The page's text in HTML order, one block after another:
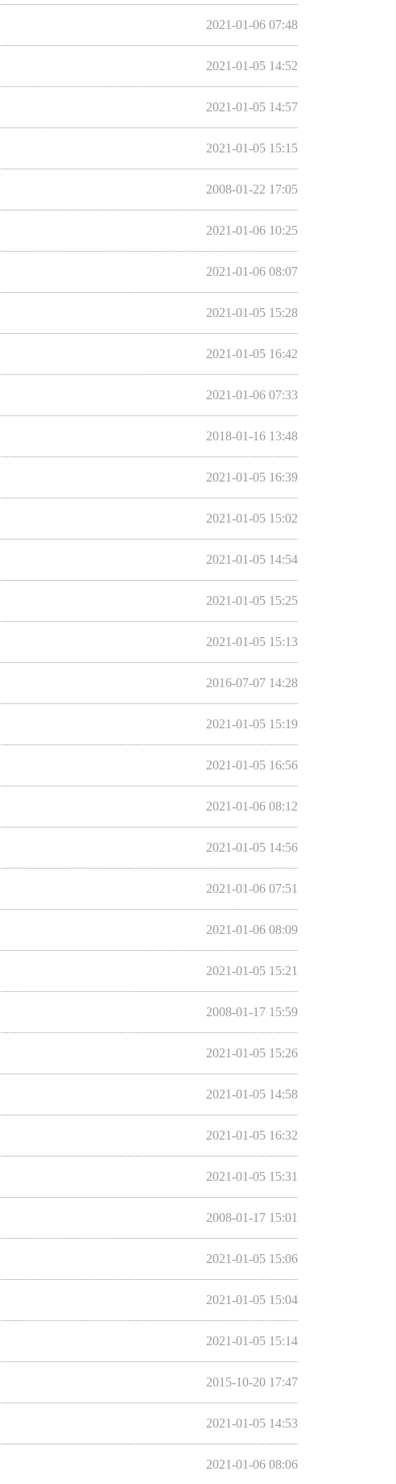
2021-01-06 07:48
2021-01-05 14:52
2021-01-05 14:57
2021-01-05 15:15
2008-01-22 17:05
2021-01-06 10:25
2021-01-06 08:07
2021-01-05 15:28
2021-01-05 16:42
2021-01-06 07:33
2018-01-16 13:48
2021-01-05 16:39
2021-01-05 15:02
2021-01-05 14:54
2021-01-05 15:25
2021-01-05 15:13
2016-07-07 14:28
2021-01-05 15:19
2021-01-05 16:56
2021-01-06 08:12
2021-01-05 14:56
2021-01-06 07:51
2021-01-06 08:09
2021-01-05 15:21
2008-01-17 15:59
2021-01-05 15:26
2021-01-05 14:58
2021-01-05 16:32
2021-01-05 15:31
2008-01-17 15:01
2021-01-05 15:06
2021-01-05 15:04
2021-01-05 15:14
2015-10-20 17:47
2021-01-05 14:53
2021-01-06 08:06